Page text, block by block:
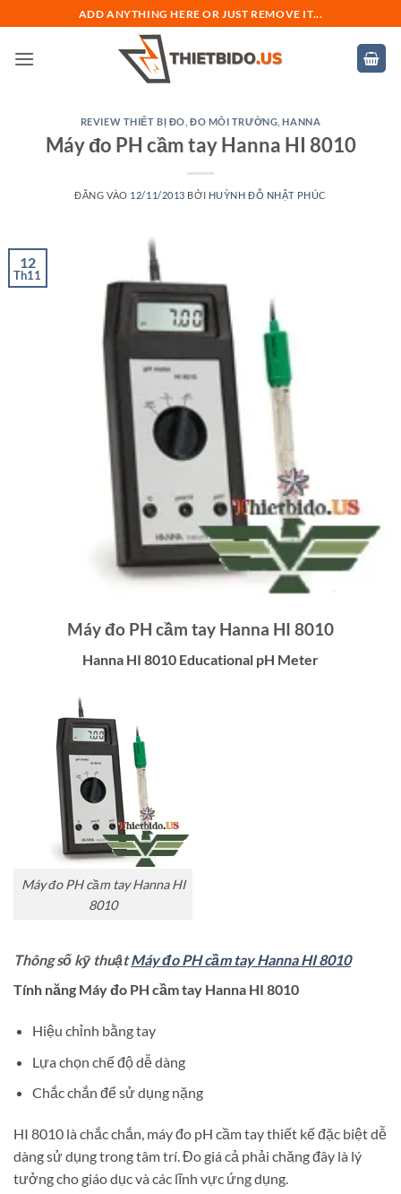
qua
nội
ADD ANYTHING HERE OR JUST REMOVE IT...
REVIEW THIẾT BỊ ĐO ĐO MÔI TRƯỜNG ,HANNA
Máy đo PH cầm tay Hanna HI 8010
ĐĂNG VÀO 12/11/2013 BỞI HUỲNH ĐỖ NHẬT PHÚC
12
Th11
Máy đo PH cầm tay Hanna HI 8010
Hanna HI 8010 Educational pH Meter
Máy đo PH cầm tay Hanna HI
8010
Thông số kỹ thuậtMáy đo PH cầm tay Hanna HI 8010
Tính năng Máy đo PH cầm tay Hanna HI 8010
Hiệu chỉnh bằng tay
Lựa chọn chế độ dễ dàng
Chắc chắn để sử dụng nặng
HI 8010 là chắc chắn, máy đo pH cầm tay thiết kế đặc biệt dễ
dàng sử dụng trong tâm trí. Đo giá cả phải chăng đây là lý
tưởng cho giáo dục và các lĩnh vực ứng dụng.